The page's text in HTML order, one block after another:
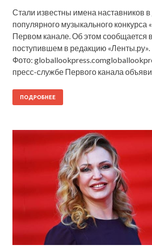
Стали известны имена наставников
популярного музыкального конкурса
Первом канале. Об этом сообщается
поступившем в редакцию «Ленты.ру».
Фото:
пресс-службе Первого канала
ПОДРОБНЕЕ